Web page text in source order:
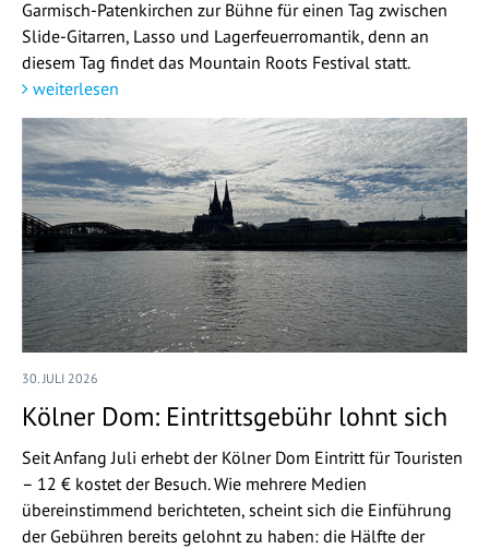
Garmisch-Patenkirchen zur Bühne für einen Tag zwischen
Slide-Gitarren, Lasso und Lagerfeuerromantik, denn an
diesem Tag findet das Mountain Roots Festival statt.
weiterlesen
30. JULI 2026
Kölner Dom: Eintrittsgebühr lohnt sich
Seit Anfang Juli erhebt der Kölner Dom Eintritt für Touristen
– 12 € kostet der Besuch. Wie mehrere Medien
übereinstimmend berichteten, scheint sich die Einführung
der Gebühren bereits gelohnt zu haben: die Hälfte der